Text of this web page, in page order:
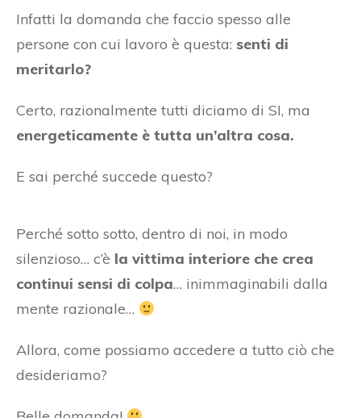
Infatti la domanda che faccio spesso alle
persone con cui lavoro è questa: senti di
meritarlo?
Certo, razionalmente tutti diciamo di SI, ma
energeticamente è tutta un’altra cosa.
E sai perché succede questo?
Perché sotto sotto, dentro di noi, in modo
silenzioso… c’è la vittima interiore che crea
continui sensi di colpa… inimmaginabili dalla
mente razionale…
Allora, come possiamo accedere a tutto ciò che
desideriamo?